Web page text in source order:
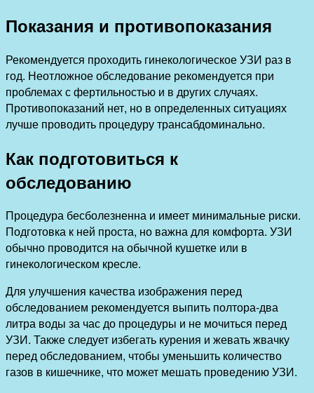
Показания и противопоказания
Рекомендуется проходить гинекологическое УЗИ раз в
год. Неотложное обследование рекомендуется при
проблемах с фертильностью и в других случаях.
Противопоказаний нет, но в определенных ситуациях
лучше проводить процедуру трансабдоминально.
Как подготовиться к
обследованию
Процедура бесболезненна и имеет минимальные риски.
Подготовка к ней проста, но важна для комфорта. УЗИ
обычно проводится на обычной кушетке или в
гинекологическом кресле.
Для улучшения качества изображения перед
обследованием рекомендуется выпить полтора-два
литра воды за час до процедуры и не мочиться перед
УЗИ. Также следует избегать курения и жевать жвачку
перед обследованием, чтобы уменьшить количество
газов в кишечнике, что может мешать проведению УЗИ.